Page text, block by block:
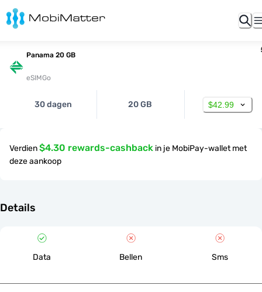
Panama 20 GB
eSIMGo
30 dagen 20 GB $42.99
Verdien$4.30 rewards-cashback in je MobiPay-wallet met
deze aankoop
Details
Data Bellen Sms